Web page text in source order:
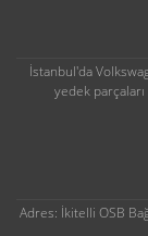
İstanbul'da
yedek
Adres: İkitelli OSB